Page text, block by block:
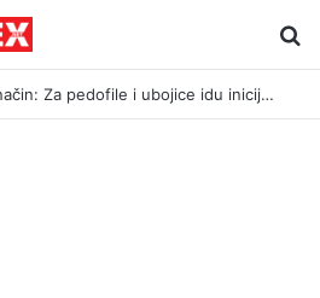
Sramota na hrvatski način: Za pedofile i ubojice idu inicijali, a za legendu Darija Šimića lisice i medijski linč